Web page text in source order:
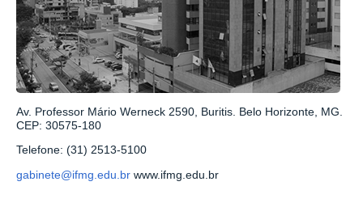
Av. Professor Mário Werneck 2590, Buritis. Belo Horizonte, MG.
CEP: 30575-180
Telefone: (31) 2513-5100
gabinete@ifmg.edu.br www.ifmg.edu.br